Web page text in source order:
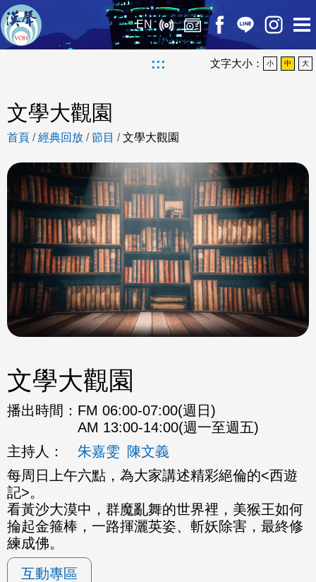
EN
::: 文字大小： 小 中 大
文學大觀園
首頁 /經典回放 /節目 /文學大觀園
文學大觀園
播出時間： FM 06:00-07:00(週日)
AM 13:00-14:00(週一至週五)
主持人：
朱嘉雯 陳文義
每周日上午六點，為大家講述精彩絕倫的<西遊
記>。
看黃沙大漠中，群魔亂舞的世界裡，美猴王如何
掄起金箍棒，一路揮灑英姿、斬妖除害，最終修
練成佛。
互動專區